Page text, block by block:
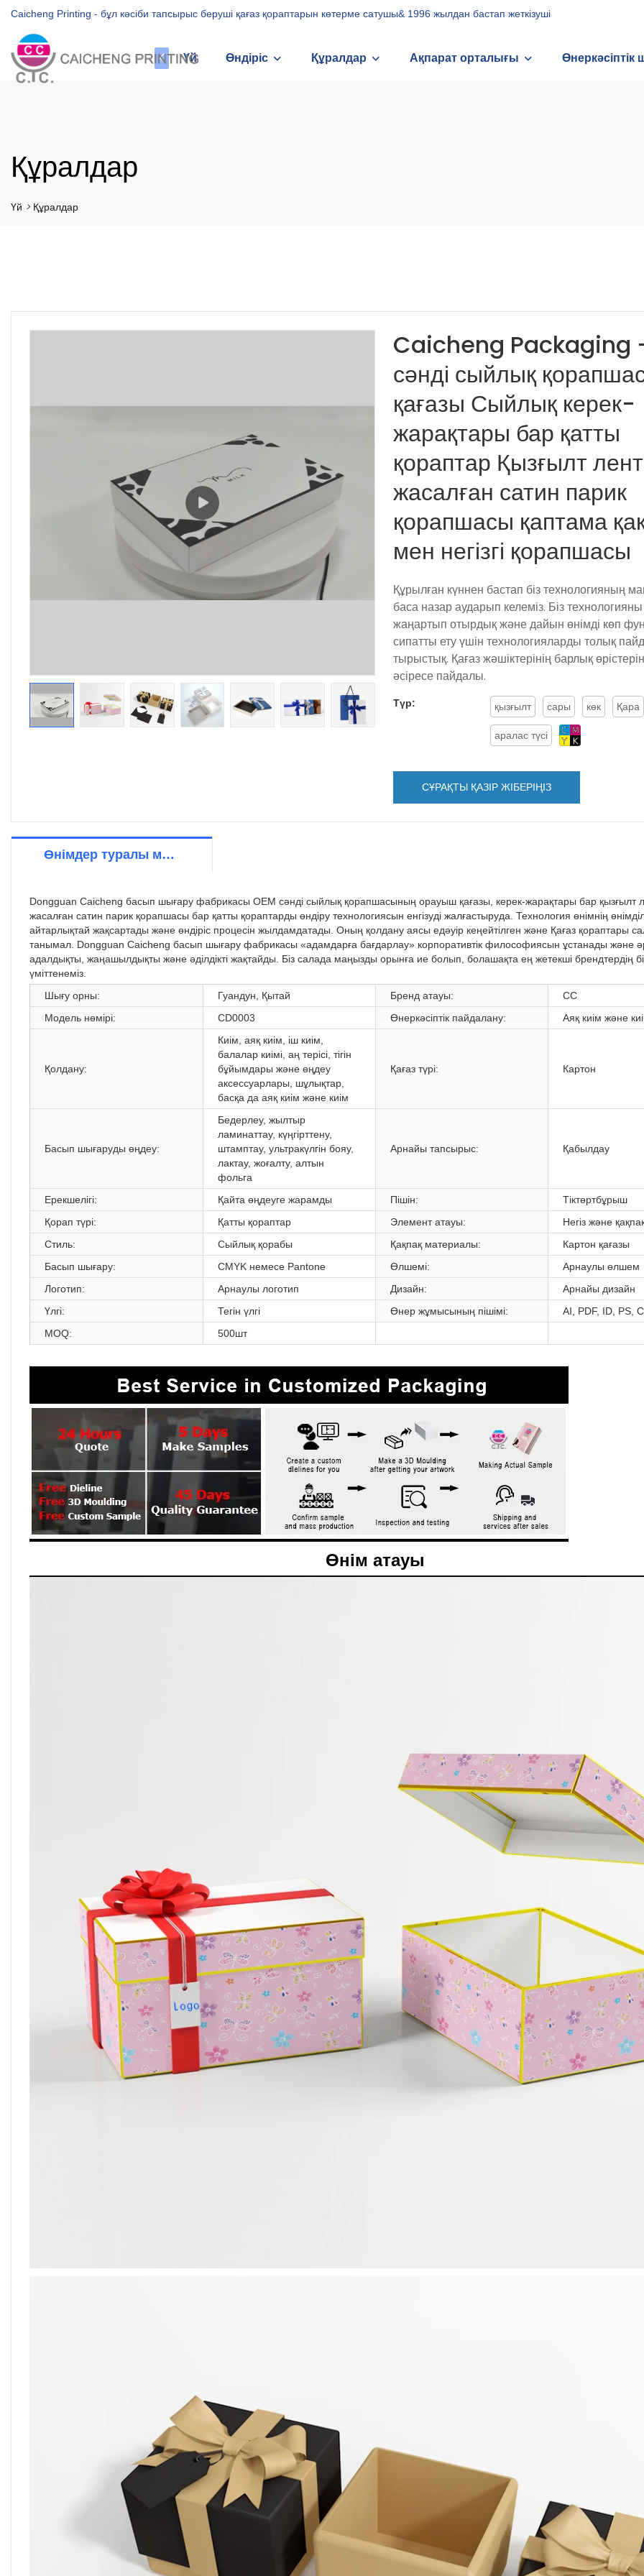
Caicheng Printing - бұл кәсіби тапсырыс беруші қағаз қораптарын көтерме сатушы& 1996 жылдан бастап жеткізуші
Үй Өндіріс Құралдар Ақпарат орталығы Өнеркәсіптік
Құралдар
Үй > Құралдар
Caicheng Packaging
сәнді сыйлық
қағазы Сыйлық керек-
жарақтары бар қатты
қораптар Қызғылт
жасалған сатин парик
қорапшасы қаптама
мен негізгі қорапшасы
Құрылған күннен бастап біз технологияның
баса назар аударып келеміз. Біз технологияны
жаңартып отырдық және дайын өнімді көп
сипатты ету үшін технологияларды толық
тырыстық. Қағаз жәшіктерінің барлық
әсіресе пайдалы.
Түр: қызғылт сары көк Қара
аралас түсі
СҰРАҚТЫ ҚАЗІР ЖІБЕРІҢІЗ
Өнімдер туралы мәліметтер
Dongguan Caicheng басып шығару фабрикасы OEM сәнді сыйлық қорапшасының орауыш қағазы, керек-жарақтары бар қызғылт
жасалған сатин парик қорапшасы бар қатты қораптарды өндіру технологиясын енгізуді жалғастыруда. Технология өнімнің
айтарлықтай жақсартады және өндіріс процесін жылдамдатады. Оның қолдану аясы едәуір кеңейтілген және Қағаз қораптары
танымал. Dongguan Caicheng басып шығару фабрикасы «адамдарға бағдарлау» корпоративтік философиясын ұстанады және
адалдықты, жаңашылдықты және әділдікті жақтайды. Біз салада маңызды орынға ие болып, болашақта ең жетекші брендтердің
үміттенеміз.
Шығу орны:
Гуандун, Қытай Бренд атауы:
CC
Модель нөмірі:
CD0003 Өнеркәсіптік пайдалану: Аяқ киім және
Қолдану:
Киім, аяқ киім, іш киім,
балалар киімі, аң терісі, тігін
бұйымдары және өңдеу
аксессуарлары, шұлықтар,
басқа да аяқ киім және киім
Қағаз түрі: Картон
Басып шығаруды өңдеу:
Бедерлеу, жылтыр
ламинаттау, күңгірттену,
штамптау, ультракүлгін бояу,
лактау, жоғалту, алтын
фольга
Арнайы тапсырыс: Қабылдау
Ерекшелігі: Қайта өңдеуге жарамды Пішін:
Тіктөртбұрыш
Қорап түрі:
Қатты қораптар Элемент атауы:
Негіз және
Стиль:
Сыйлық қорабы Қақпақ материалы:
Картон қағазы
Басып шығару:
CMYK немесе Pantone Өлшемі:
Арнаулы өлшем
Логотип:
Арнаулы логотип Дизайн:
Арнайы дизайн
Үлгі:
Тегін үлгі Өнер жұмысының пішімі:
AI, PDF, ID, PS,
MOQ:
500шт
Өнім атауы